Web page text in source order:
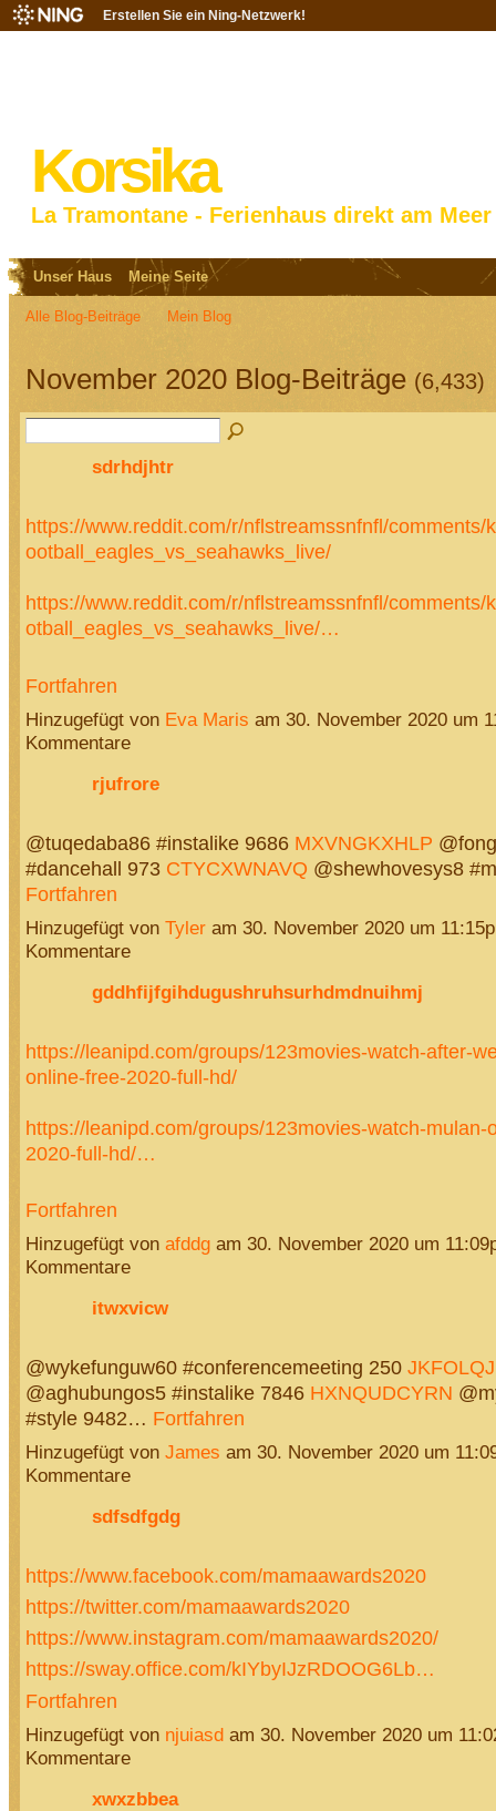
Erstellen Sie ein Ning-Netzwerk!
Korsika
La Tramontane - Ferienhaus direkt am Meer
Unser Haus Meine Seite
Alle Blog-Beiträge Mein Blog
November 2020 Blog-Beiträge (6,433)
sdrhdjhtr
https://www.reddit.com/r/nflstreamssnfnfl/comments/
ootball_eagles_vs_seahawks_live/
https://www.reddit.com/r/nflstreamssnfnfl/comments/
otball_eagles_vs_seahawks_live/…
Fortfahren
Hinzugefügt von Eva Maris am 30. November 2020 um
Kommentare
rjufrore
@tuqedaba86 #instalike 9686 MXVNGKXHLP
#dancehall 973 CTYCXWNAVQ @shewhovesys8
Fortfahren
Hinzugefügt von Tyleram 30. November 2020 um
Kommentare
gddhfijfgihdugushruhsurhdmdnuihmj
https://leanipd.com/groups/123movies-watch-after-
online-free-2020-full-hd/
https://leanipd.com/groups/123movies-watch-mulan-
2020-full-hd/…
Fortfahren
Hinzugefügt von afddgam 30. November 2020 um
Kommentare
itwxvicw
@wykefunguw60 #conferencemeeting 250
@aghubungos5 #instalike 7846 HXNQUDCYRN
#style 9482… Fortfahren
Hinzugefügt von James am 30. November 2020 um
Kommentare
sdfsdfgdg
https://www.facebook.com/mamaawards2020
https://twitter.com/mamaawards2020
https://www.instagram.com/mamaawards2020/
https://sway.office.com/kIYbyIJzRDOOG6Lb…
Fortfahren
Hinzugefügt von njuiasdam 30. November 2020 um
Kommentare
xwxzbbea